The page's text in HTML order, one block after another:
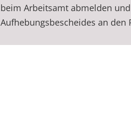
beim Arbeitsamt abmelden
Aufhebungsbescheides an den